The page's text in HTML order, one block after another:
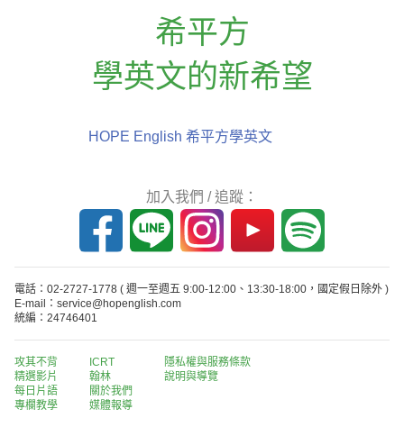
希平方
學英文的新希望
HOPE English 希平方學英文
加入我們 / 追蹤：
電話：02-2727-1778 ( 週一至週五 9:00-12:00、13:30-18:00，國定假日除外 )
E-mail：service@hopenglish.com
統編：24746401
攻其不背
精選影片
每日片語
專欄教學
ICRT
翰林
關於我們
媒體報導
隱私權與服務條款
說明與導覽